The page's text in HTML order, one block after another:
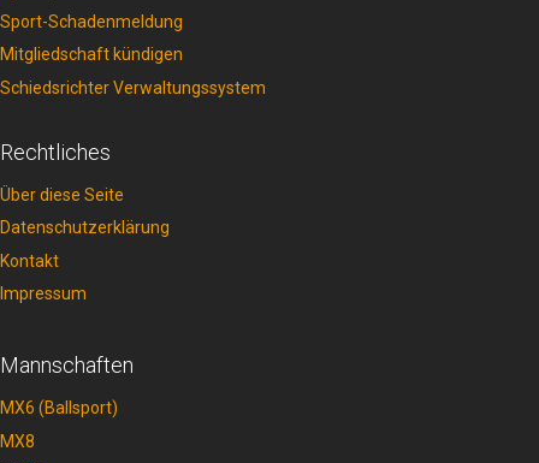
Sport-Schadenmeldung
Mitgliedschaft kündigen
Schiedsrichter Verwaltungssystem
Rechtliches
Über diese Seite
Datenschutzerklärung
Kontakt
Impressum
Mannschaften
MX6 (Ballsport)
MX8